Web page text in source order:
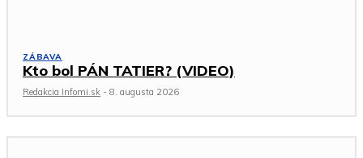
ZÁBAVA
Kto bol PÁN TATIER? (VIDEO)
Redakcia Infomi.sk - 8. augusta 2026